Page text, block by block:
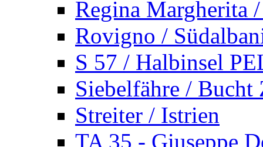
Regina Margherita
Rovigno /
S 57 / Halbinsel
Siebelfähre / Bucht
Streiter / Istrien
TA 35 - Giuseppe